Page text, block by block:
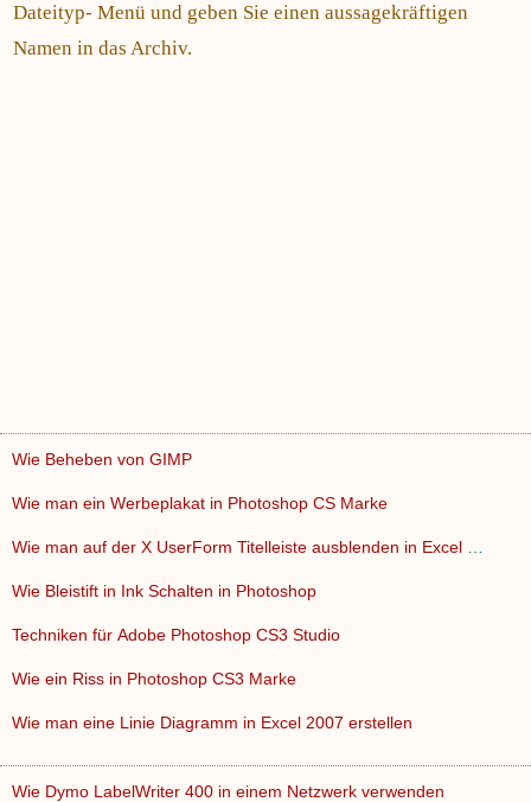
Dateityp- Menü und geben Sie einen aussagekräftigen
Namen in das Archiv.
Wie Beheben von GIMP
Wie man ein Werbeplakat in Photoshop CS Marke
Wie Bleistift in Ink Schalten in Photoshop
Techniken für Adobe Photoshop CS3 Studio
Wie ein Riss in Photoshop CS3 Marke
Wie man eine Linie Diagramm in Excel 2007 erstellen
Wie Dymo LabelWriter 400 in einem Netzwerk verwenden